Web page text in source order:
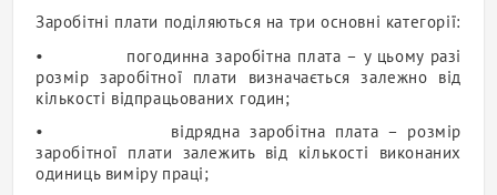
Заробітні плати поділяються на три основні категорії:
• погодинна заробітна плата – у цьому разі
розмір заробітної плати визначається залежно від
кількості відпрацьованих годин;
• відрядна заробітна плата – розмір
заробітної плати залежить від кількості виконаних
одиниць виміру праці;